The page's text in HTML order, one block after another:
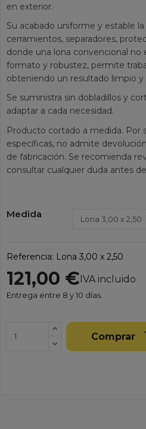
en exterior.
Su acabado uniforme y estable
cerramientos, separadores,
donde una lona convencional no
formato y robustez, permite
obteniendo un resultado limpio y
Se suministra sin dobladillos y
adaptar a cada necesidad.
Producto cortado a medida. Por
específicas, no admite
de fabricación. Se recomienda
consultar cualquier duda antes
Medida
Referencia: Lona 3,00 x 2,50
121,00 €IVA incluido
Entrega entre 8 y 10 días.
Comprar